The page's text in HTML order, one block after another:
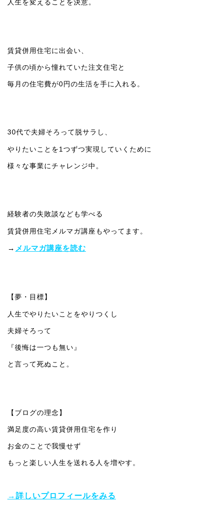
人生を変えることを決意。
賃貸併用住宅に出会い、
子供の頃から憧れていた注文住宅と
毎月の住宅費が0円の生活を手に入れる。
30代で夫婦そろって脱サラし、
やりたいことを1つずつ実現していくために
様々な事業にチャレンジ中。
経験者の失敗談なども学べる
賃貸併用住宅メルマガ講座もやってます。
→ メルマガ講座を読む
【夢・目標】
人生でやりたいことをやりつくし
夫婦そろって
『後悔は一つも無い』
と言って死ぬこと。
【ブログの理念】
満足度の高い賃貸併用住宅を作り
お金のことで我慢せず
もっと楽しい人生を送れる人を増やす。
→詳しいプロフィールをみる